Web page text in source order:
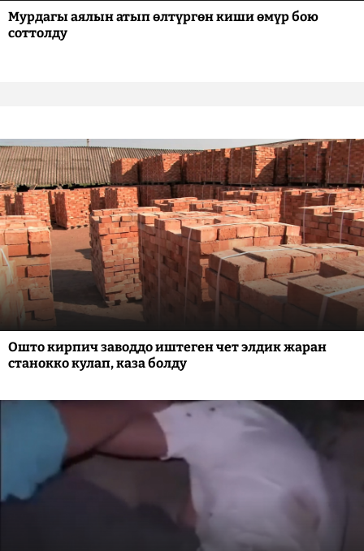
Мурдагы аялын атып өлтүргөн киши өмүр бою
соттолду
Ошто кирпич заводдо иштеген чет элдик жаран
станокко кулап, каза болду